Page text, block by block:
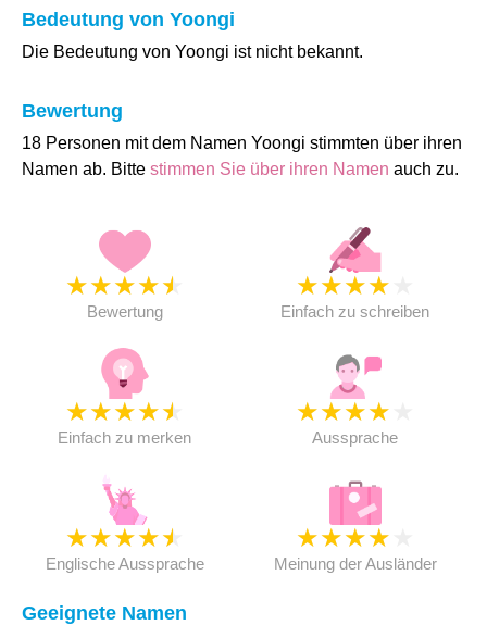
Bedeutung von Yoongi
Die Bedeutung von Yoongi ist nicht bekannt.
Bewertung
18 Personen mit dem Namen Yoongi stimmten über ihren
Namen ab. Bitte stimmen Sie über ihren Namen auch zu.
★★★★★
Bewertung
★★★★
Einfach zu schreiben
★★★★★
Einfach zu merken
★★★★
Aussprache
★★★★★
Englische Aussprache
★★★★
Meinung der Ausländer
Geeignete Namen